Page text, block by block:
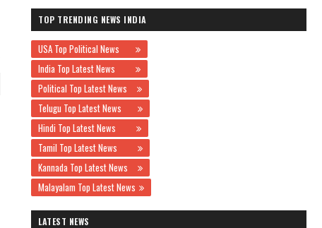
TOP TRENDING NEWS INDIA
USA Top Political News
India Top Latest News
Political Top Latest News
Telugu Top Latest News
Hindi Top Latest News
Tamil Top Latest News
Kannada Top Latest News
Malayalam Top Latest News
LATEST NEWS